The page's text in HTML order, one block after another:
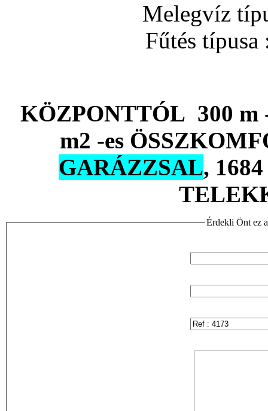
Melegvíz
Fűtés
KÖZPONTTÓL 300 m
m2 -es
GARÁZZSAL,
Érdekli Önt ez